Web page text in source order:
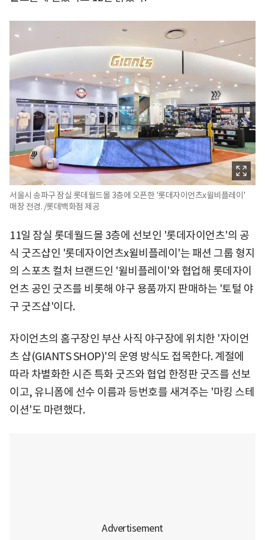
서울시 송파구 잠실 롯데월드몰 3층에 오픈한 '롯데자이언츠x윌비플레이'
매장 전경. /롯데백화점 제공
11일 잠실 롯데월드몰 3층에 선보인 '롯데자이언츠'의 공
식 굿즈샵인 '롯데자이언츠x윌비플레이'는 패션 그룹 형지
의 스포츠 컬처 브랜드인 '윌비플레이'와 협업해 롯데자이
언츠 공인 굿즈를 비롯해 야구 용품까지 판매하는 '토털 야
구 굿즈샵'이다.
자이언츠의 홈구장인 부산 사직 야구장에 위치한 '자이언
츠 샵(GIANTS SHOP)'의 운영 방식도 접목한다. 계절에
따라 차별화한 시즌 특화 굿즈와 협업 한정판 굿즈를 선보
이고, 유니폼에 선수 이름과 등번호를 새겨주는 '마킹 스테
이션'도 마련했다.